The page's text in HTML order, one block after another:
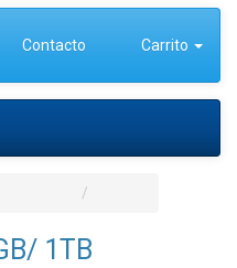
Contacto Carrito
1TB